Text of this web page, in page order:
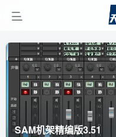
SAM机架精编版3.51